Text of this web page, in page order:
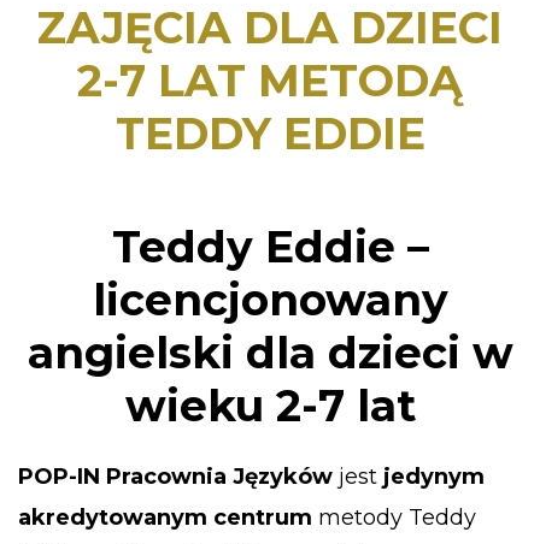
ZAJĘCIA DLA DZIECI
2-7 LAT METODĄ
TEDDY EDDIE
Teddy Eddie –
licencjonowany
angielski dla dzieci w
wieku 2-7 lat
POP-IN Pracownia Języków jest jedynym
akredytowanym centrum metody Teddy